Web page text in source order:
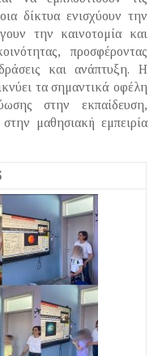
δίκτυα ενισχύουν την
την καινοτομία και
προσφέροντας
και ανάπτυξη. Η
τα σημαντικά οφέλη
στην εκπαίδευση,
μαθησιακή εμπειρία